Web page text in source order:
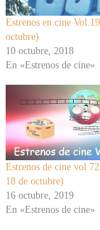
Estrenos en cine
octubre)
10 octubre, 2018
En «Estrenos de cine»
Estrenos de cine vol
18 de octubre)
16 octubre, 2019
En «Estrenos de cine»